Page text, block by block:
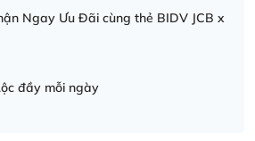
Ngay Ưu Đãi cùng thẻ BIDV JCB x
đầy mỗi ngày